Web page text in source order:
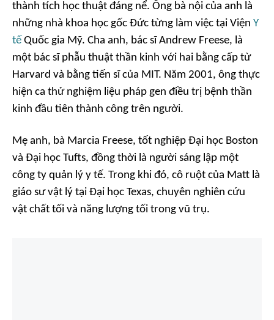
thành tích học thuật đáng nể. Ông bà nội của anh là
những nhà khoa học gốc Đức từng làm việc tại Viện Y
tế Quốc gia Mỹ. Cha anh, bác sĩ Andrew Freese, là
một bác sĩ phẫu thuật thần kinh với hai bằng cấp từ
Harvard và bằng tiến sĩ của MIT. Năm 2001, ông thực
hiện ca thử nghiệm liệu pháp gen điều trị bệnh thần
kinh đầu tiên thành công trên người.
Mẹ anh, bà Marcia Freese, tốt nghiệp Đại học Boston
và Đại học Tufts, đồng thời là người sáng lập một
công ty quản lý y tế. Trong khi đó, cô ruột của Matt là
giáo sư vật lý tại Đại học Texas, chuyên nghiên cứu
vật chất tối và năng lượng tối trong vũ trụ.